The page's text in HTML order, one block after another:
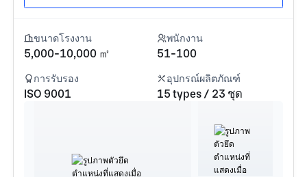
ขนาดโรงงาน
5,000-10,000 ㎡
พนักงาน
51-100
การรับรอง
ISO 9001
อุปกรณ์ผลิตภัณฑ์
15 types / 23 ชุด